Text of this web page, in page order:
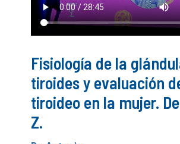
Fisiología de la
tiroides y evaluación
tiroideo en la mujer.
Z.